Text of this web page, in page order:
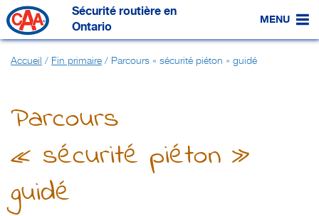
Passer
au
contenu
principal
Sécurité routière en
Ontario
MENU
Accueil / Fin primaire / Parcours « sécurité piéton » guidé
Parcours
« sécurité piéton »
guidé